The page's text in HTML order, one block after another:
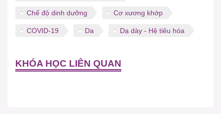
Chế độ dinh dưỡng Cơ xương khớp
COVID-19 Da Dạ dày - Hệ tiêu hóa
KHÓA HỌC LIÊN QUAN